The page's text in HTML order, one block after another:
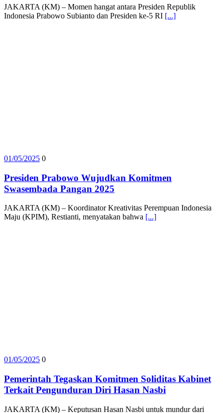
JAKARTA (KM) – Momen hangat antara Presiden Republik
Indonesia Prabowo Subianto dan Presiden ke-5 RI [...]
01/05/2025 0
Presiden Prabowo Wujudkan Komitmen
Swasembada Pangan 2025
JAKARTA (KM) – Koordinator Kreativitas Perempuan Indonesia
Maju (KPIM), Restianti, menyatakan bahwa [...]
01/05/2025 0
Pemerintah Tegaskan Komitmen Soliditas Kabinet
Terkait Pengunduran Diri Hasan Nasbi
JAKARTA (KM) – Keputusan Hasan Nasbi untuk mundur dari